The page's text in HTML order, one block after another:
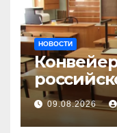
НОВОСТИ
09.08.2026